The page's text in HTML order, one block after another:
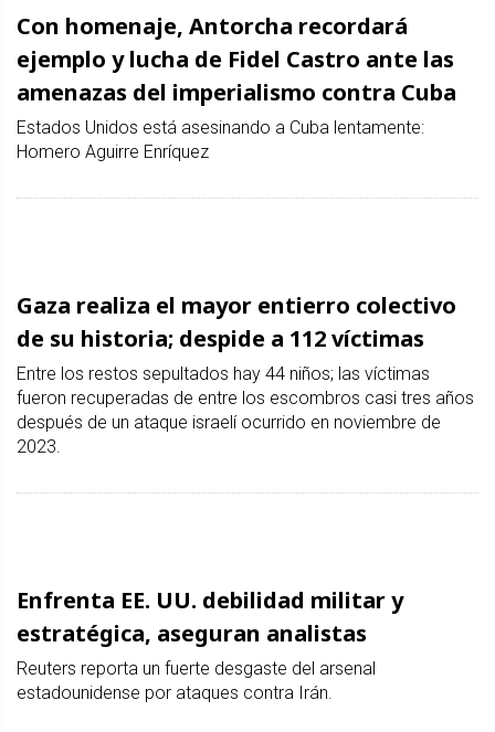
Con homenaje, Antorcha recordará
ejemplo y lucha de Fidel Castro ante las
amenazas del imperialismo contra Cuba
Estados Unidos está asesinando a Cuba lentamente:
Homero Aguirre Enríquez
Gaza realiza el mayor entierro colectivo
de su historia; despide a 112 víctimas
Entre los restos sepultados hay 44 niños; las víctimas
fueron recuperadas de entre los escombros casi tres años
después de un ataque israelí ocurrido en noviembre de
2023.
Enfrenta EE. UU. debilidad militar y
estratégica, aseguran analistas
Reuters reporta un fuerte desgaste del arsenal
estadounidense por ataques contra Irán.